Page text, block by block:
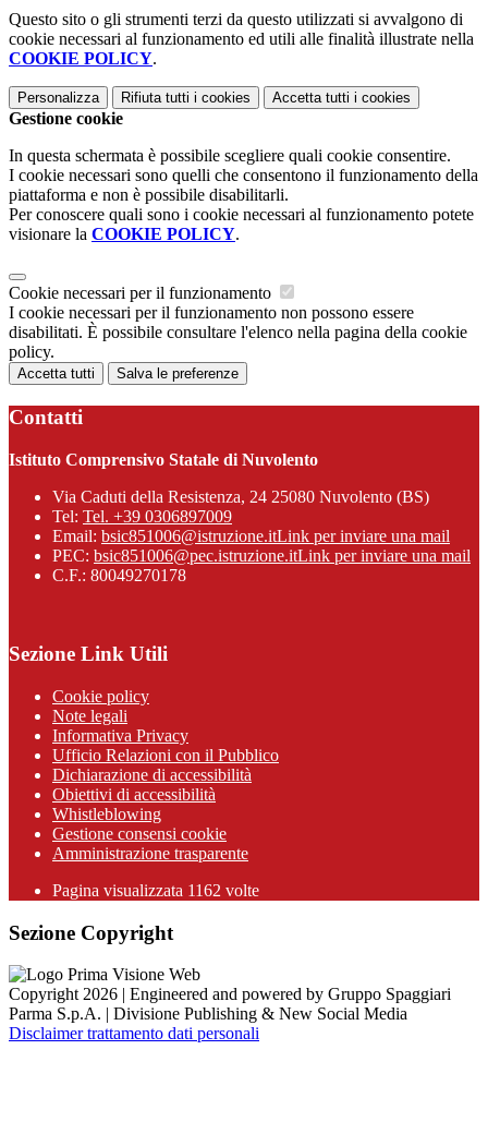
Questo sito o gli strumenti terzi da questo utilizzati si avvalgono di
cookie necessari al funzionamento ed utili alle finalità illustrate nella
COOKIE POLICY.
Personalizza Rifiuta tutti i cookies Accetta tutti i cookies
Gestione cookie
In questa schermata è possibile scegliere quali cookie consentire.
I cookie necessari sono quelli che consentono il funzionamento della
piattaforma e non è possibile disabilitarli.
Per conoscere quali sono i cookie necessari al funzionamento potete
visionare la COOKIE POLICY.
Cookie necessari per il funzionamento
I cookie necessari per il funzionamento non possono essere
disabilitati. È possibile consultare l'elenco nella pagina della cookie
policy.
Accetta tutti Salva le preferenze
Contatti
Istituto Comprensivo Statale di Nuvolento
Via Caduti della Resistenza, 24 25080 Nuvolento (BS)
Tel: Tel. +39 0306897009
Email: bsic851006@istruzione.itLink per inviare una mail
PEC: bsic851006@pec.istruzione.itLink per inviare una mail
C.F.: 80049270178
Sezione Link Utili
Cookie policy
Note legali
Informativa Privacy
Ufficio Relazioni con il Pubblico
Dichiarazione di accessibilità
Obiettivi di accessibilità
Whistleblowing
Gestione consensi cookie
Amministrazione trasparente
Pagina visualizzata 1162 volte
Sezione Copyright
Copyright 2026 | Engineered and powered by Gruppo Spaggiari
Parma S.p.A. | Divisione Publishing & New Social Media
Disclaimer trattamento dati personali